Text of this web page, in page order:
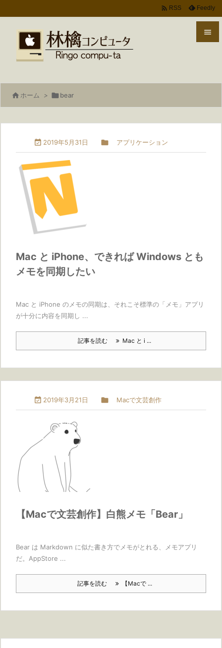


 RSS Feedly
 ホーム > bear
 2019年5月31日  アプリケーション
Mac と iPhone、できれば Windows とも
メモを同期したい
Mac と iPhone のメモの同期は、それこそ標準の「メモ」アプリ
が十分に内容を同期し ...
記事を読む Mac と i ...
 2019年3月21日  Macで文芸創作
【Macで文芸創作】白熊メモ「Bear」
Bear は Markdown に似た書き方でメモがとれる、メモアプリ
だ。AppStore ...
記事を読む 【Macで ...